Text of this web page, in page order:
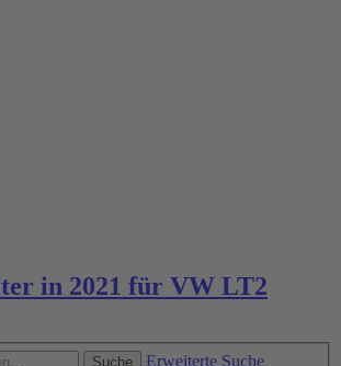
in 2021 für VW LT2
Suche
Erweiterte Suche